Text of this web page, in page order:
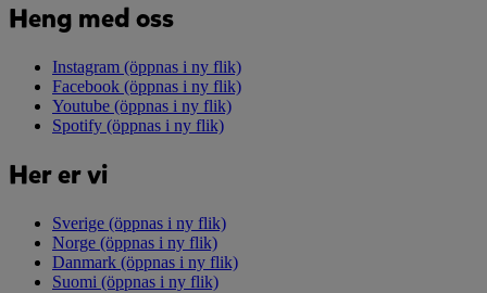
Heng med oss
Instagram (öppnas i ny flik)
Facebook (öppnas i ny flik)
Youtube (öppnas i ny flik)
Spotify (öppnas i ny flik)
Her er vi
Sverige (öppnas i ny flik)
Norge (öppnas i ny flik)
Danmark (öppnas i ny flik)
Suomi (öppnas i ny flik)